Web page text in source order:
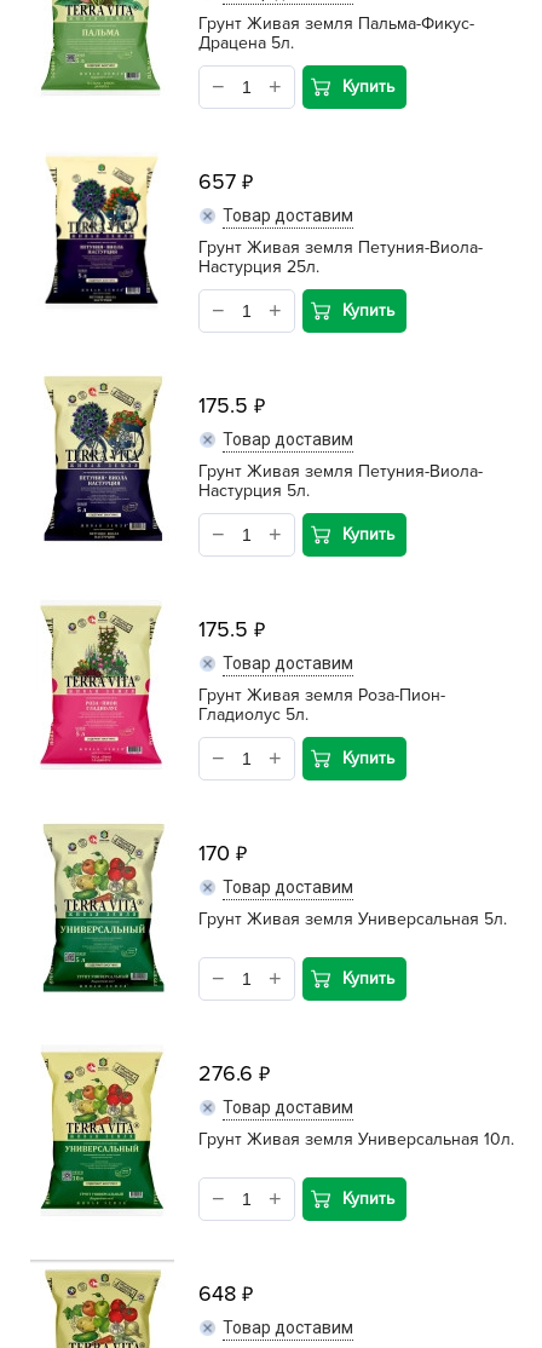
Грунт Живая земля Пальма-Фикус-
Драцена 5л.
Купить
657
Товар доставим
Грунт Живая земля Петуния-Виола-
Настурция 25л.
Купить
175.5
Товар доставим
Грунт Живая земля Петуния-Виола-
Настурция 5л.
Купить
175.5
Товар доставим
Грунт Живая земля Роза-Пион-
Гладиолус 5л.
Купить
170
Товар доставим
Грунт Живая земля Универсальная 5л.
Купить
276.6
Товар доставим
Грунт Живая земля Универсальная 10л.
Купить
648
Товар доставим